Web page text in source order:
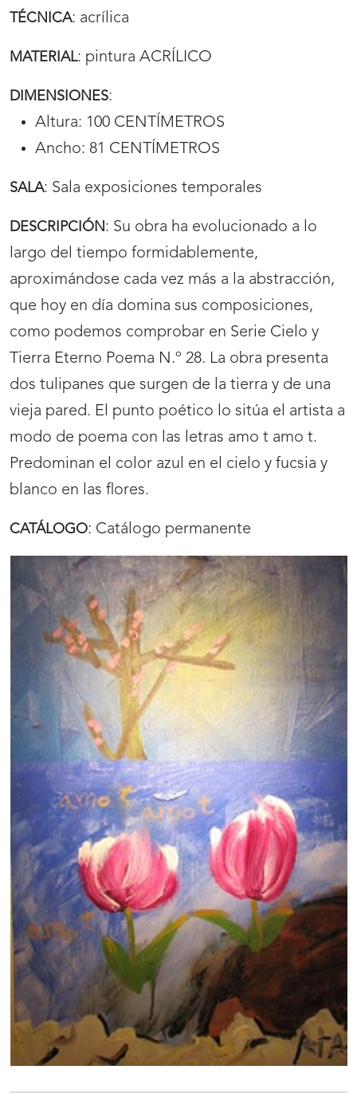
TÉCNICA: acrílica
MATERIAL: pintura ACRÍLICO
DIMENSIONES:
Altura: 100 CENTÍMETROS
Ancho: 81 CENTÍMETROS
SALA: Sala exposiciones temporales
DESCRIPCIÓN: Su obra ha evolucionado a lo
largo del tiempo formidablemente,
aproximándose cada vez más a la abstracción,
que hoy en día domina sus composiciones,
como podemos comprobar en Serie Cielo y
Tierra Eterno Poema N.º 28. La obra presenta
dos tulipanes que surgen de la tierra y de una
vieja pared. El punto poético lo sitúa el artista a
modo de poema con las letras amo t amo t.
Predominan el color azul en el cielo y fucsia y
blanco en las flores.
CATÁLOGO: Catálogo permanente